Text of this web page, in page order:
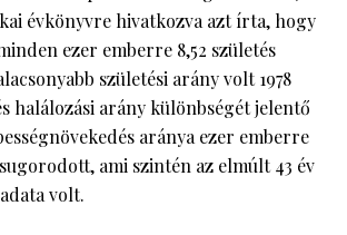
évkönyvre hivatkozva azt írta, hogy
ezer emberre 8,52 születés
születési arány volt 1978
halálozási arány különbségét jelentő
aránya ezer emberre
ami szintén az elmúlt 43 év
volt.